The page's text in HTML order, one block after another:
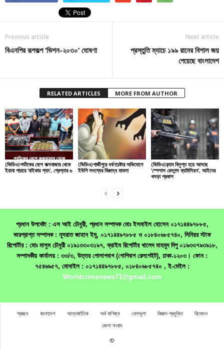
Previous article
বিএনপির রূপকল্প ‘ভিশন-২০৩০’ ঘোষণা
Next article
প্রস্তুতি ম্যাচে ১৯৯ রানের বিশাল জয়
পেয়েছে বাংলাদেশ
RELATED ARTICLES MORE FROM AUTHOR
(ভিডিও)পর্যটকের বেশে কক্সবাজার থেকে
ইয়াবা পাচারে ‘বাইকার গ্যাং’, গ্রেপ্তার ৬
(ভিডিও)গাজীপুরে ধর্ষণচেষ্টার অভিযোগে
ইউপি সদস্যের বিরুদ্ধে মামলা
(ভিডিও)র‌্যাব বিলুপ্ত হয়ে আসছে
‘স্পেশাল রেসপন্স ব্যাটালিয়ন’, আইনের
খসড়া প্রকাশ
প্রধান উপদেষ্টা : এস আই চৌধুরী, প্রধান সম্পাদক মোঃ ইসমাইল হোসেন ০১৭১৪৪৯৭৮৮৫,
ভারপ্রাপ্ত সম্পাদক : নূসরাত জাহান ইমু, ০১৭১৪৪৯৭৮৮৫ ও ০১৮৪০৬৮৫৭৪০, সিনিয়র স্টাফ
রিপোর্টার : মোঃ মাসুম চৌধুরী ০১৯১৩৩০৩১৯৭, ক্রাইম রিপোর্টার খালেদ মাহমুদ দিপু ০১৯৩৩৭৯৩৯১৮,
সম্পাদকীয় কার্যালয় : ৩৩/৩, উত্তর গোলাপবাগ (গোপিবাগ রেলগেইট), ঢাকা-১২০৩। ফোন :
৭৫৪৬৯৫৭, মোবাইল : ০১৭১৪৪৯৭৮৮৫, ০১৮৪০৬৮৫৭৪০ , ই-মেইল :
Worldcrimenews71@gmail.com
প্রচ্ছদ বাংলাদেশ আন্তর্জাতিক অর্থ বাণিজ্য খেলাধূলা বিজ্ঞান প্রযুক্তি
বিনোদন
জেলা সংবাদ
©